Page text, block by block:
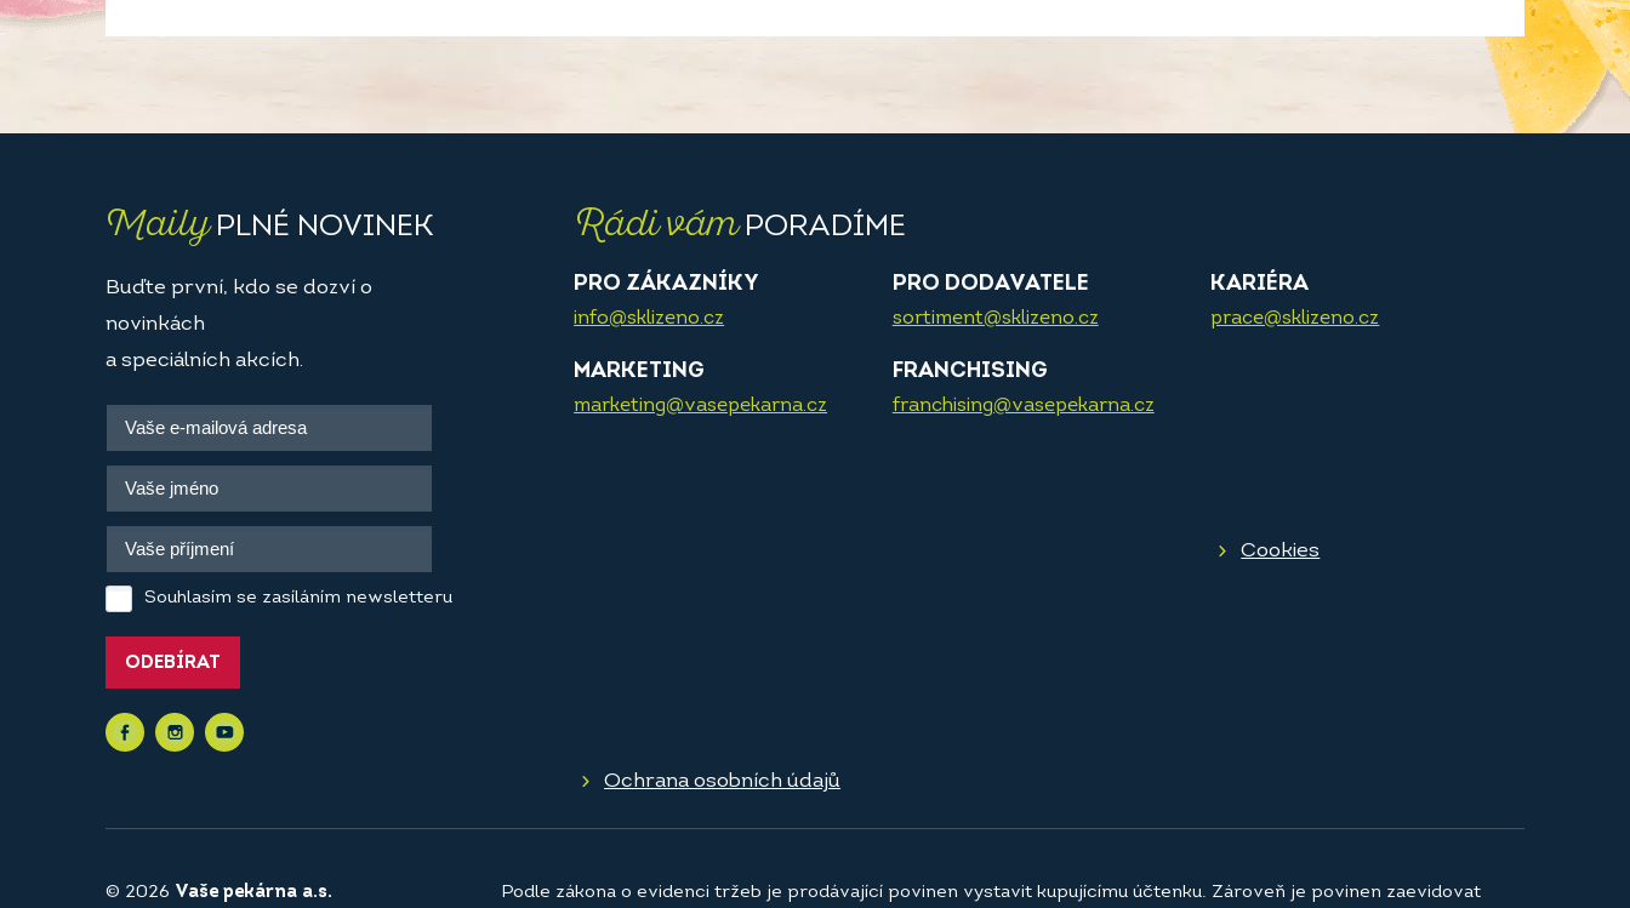
MailyPLNÉ NOVINEK
Buďte první, kdo se dozví o
novinkách
a speciálních akcích.
Souhlasím se zasíláním newsletteru
ODEBÍRAT
Rádi vámPORADÍME
PRO ZÁKAZNÍKY
info@sklizeno.cz
PRO DODAVATELE
sortiment@sklizeno.cz
KARIÉRA
prace@sklizeno.cz
MARKETING
marketing@vasepekarna.cz
FRANCHISING
franchising@vasepekarna.cz
Cookies
Ochrana osobních údajů
© 2026 Vaše pekárna a.s. Podle zákona o evidenci tržeb je prodávající povinen vystavit kupujícímu účtenku. Zároveň je povinen zaevidovat